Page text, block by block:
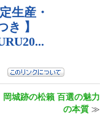
岡城跡の松籟 百選の魅力
の本質 ≫